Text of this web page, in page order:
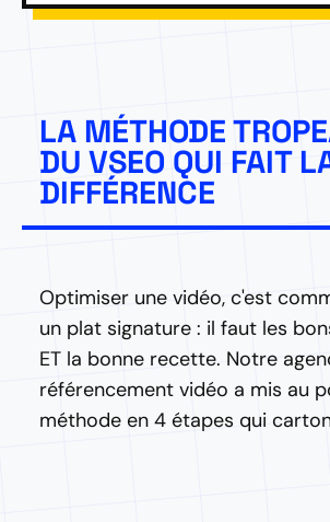
LA MÉTHODE
DU VSEO QUI FAIT
DIFFÉRENCE
Optimiser une vidéo, c'est
un plat signature : il faut les
ET la bonne recette. Notre
référencement vidéo a mis au
méthode en 4 étapes qui